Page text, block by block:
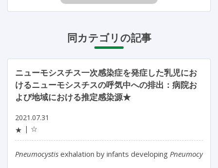
同カテゴリの記事
ニューモシスチス一次感染症を発症した乳児にお
けるニューモシスチスの呼気中への排出：病院お
よび地域における推定感染源★
2021.07.31
★
☆
Pneumocystis exhalation by infants developing Pneumocystis